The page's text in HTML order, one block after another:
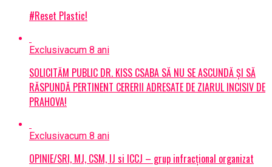
#Reset Plastic!
Exclusivacum 8 ani
SOLICITĂM PUBLIC DR. KISS CSABA SĂ NU SE ASCUNDĂ ȘI SĂ
RĂSPUNDĂ PERTINENT CERERII ADRESATE DE ZIARUL INCISIV DE
PRAHOVA!
Exclusivacum 8 ani
OPINIE/SRI, MJ, CSM, IJ si ICCJ – grup infracțional organizat